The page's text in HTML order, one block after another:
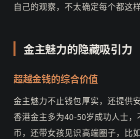
自己的观察，不太确定每个都这样
金主魅力的隐藏吸引力
超越金钱的综合价值
金主魅力不止钱包厚实，还提供
香港金主多为40-50岁成功人士
币，还带女孩见识高端圈子，比